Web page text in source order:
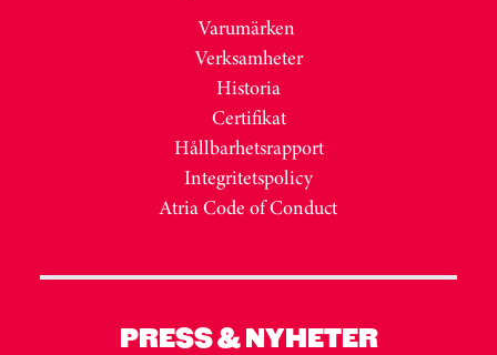
Varumärken
Verksamheter
Historia
Certifikat
Hållbarhetsrapport
Integritetspolicy
Atria Code of Conduct
PRESS & NYHETER